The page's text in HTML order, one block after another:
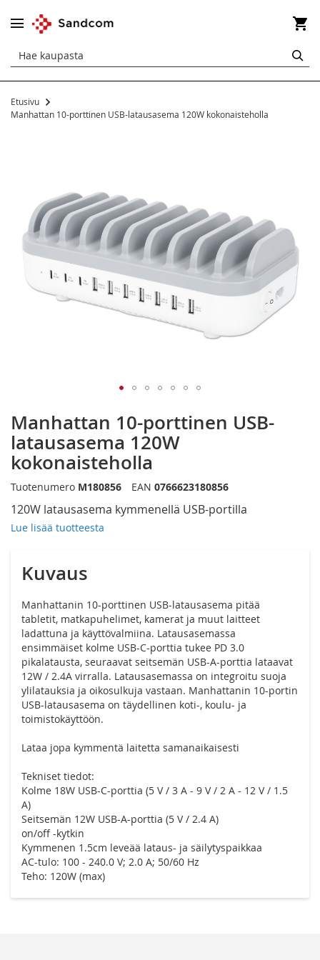
Etusivu
Manhattan 10-porttinen USB-latausasema 120W kokonaisteholla
kuvagallerian
alkuun
Manhattan 10-porttinen USB-
latausasema 120W
kokonaisteholla
120W latausasema kymmenellä USB-portilla
Lue lisää tuotteesta
Tuotenumero M180856 EAN 0766623180856
Kuvaus
Manhattanin 10-porttinen USB-latausasema pitää
tabletit, matkapuhelimet, kamerat ja muut laitteet
ladattuna ja käyttövalmiina. Latausasemassa
ensimmäiset kolme USB-C-porttia tukee PD 3.0
pikalatausta, seuraavat seitsemän USB-A-porttia lataavat
12W / 2.4A virralla. Latausasemassa on integroitu suoja
ylilatauksia ja oikosulkuja vastaan. Manhattanin 10-portin
USB-latausasema on täydellinen koti-, koulu- ja
toimistokäyttöön.
Lataa jopa kymmentä laitetta samanaikaisesti
Tekniset tiedot:
Kolme 18W USB-C-porttia (5 V / 3 A - 9 V / 2 A - 12 V / 1.5
A)
Seitsemän 12W USB-A-porttia (5 V / 2.4 A)
on/off -kytkin
Kymmenen 1.5cm leveää lataus- ja säilytyspaikkaa
AC-tulo: 100 - 240.0 V; 2.0 A; 50/60 Hz
Teho: 120W (max)